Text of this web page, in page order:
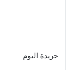
جريدة اليوم